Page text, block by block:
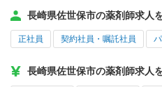
長崎県佐世保市の薬剤師求人
正社員 契約社員・嘱託社員
長崎県佐世保市の薬剤師求人